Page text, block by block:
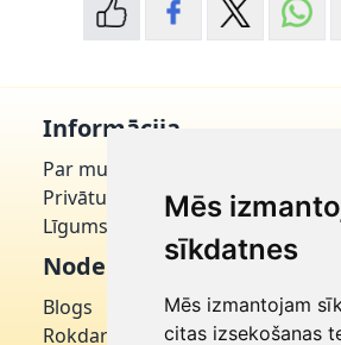
Mēs
sīkdatnes
Mēs izmantojam
citas izsekošanas
Informācija
Par mums
Privātuma politika
Līgums par domēnu
Noderīgi
Blogs
Rokdarbniece